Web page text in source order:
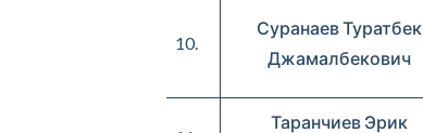
10.
Суранаев Туратбек
Джамалбекович
Таранчиев Эрик